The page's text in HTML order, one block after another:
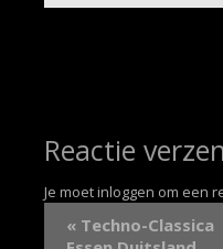
Reactie
Je moetinloggen om een
« Techno-Classica